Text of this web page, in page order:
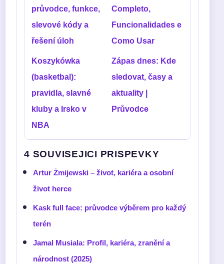
průvodce, funkce,
slevové kódy a
řešení úloh
Completo,
Funcionalidades e
Como Usar
Koszykówka
(basketbal):
pravidla, slavné
kluby a Irsko v
NBA
Zápas dnes: Kde
sledovat, časy a
aktuality |
Průvodce
4 SOUVISEJICI PRISPEVKY
Artur Żmijewski – život, kariéra a osobní
život herce
Kask full face: průvodce výběrem pro každý
terén
Jamal Musiala: Profil, kariéra, zranění a
národnost (2025)